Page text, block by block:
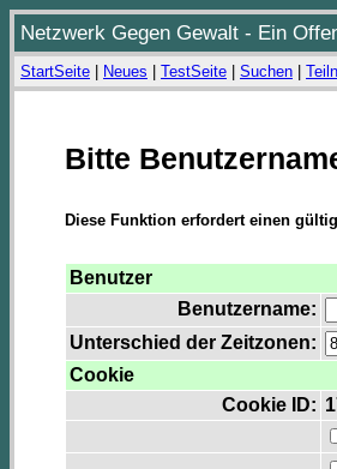
Netzwerk Gegen Gewalt - Ein
StartSeite Neues TestSeite Suchen
Bitte
Diese Funktion erfordert einen
Benutzer
Benutzername:
Unterschied der Zeitzonen:
Cookie
Cookie ID: